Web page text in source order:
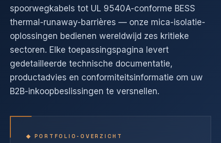
spoorwegkabels tot UL 9540A-conforme BESS
thermal-runaway-barrières — onze mica-isolatie-
oplossingen bedienen wereldwijd zes kritieke
sectoren. Elke toepassingspagina levert
gedetailleerde technische documentatie,
productadvies en conformiteitsinformatie om uw
B2B-inkoopbeslissingen te versnellen.
◆ PORTFOLIO-OVERZICHT